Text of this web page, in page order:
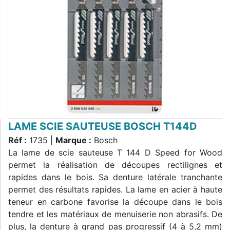
LAME SCIE SAUTEUSE BOSCH T144D
Réf : 1735 | Marque : Bosch
La lame de scie sauteuse T 144 D Speed for Wood
permet la réalisation de découpes rectilignes et
rapides dans le bois. Sa denture latérale tranchante
permet des résultats rapides. La lame en acier à haute
teneur en carbone favorise la découpe dans le bois
tendre et les matériaux de menuiserie non abrasifs. De
plus, la denture à grand pas progressif (4 à 5,2 mm)